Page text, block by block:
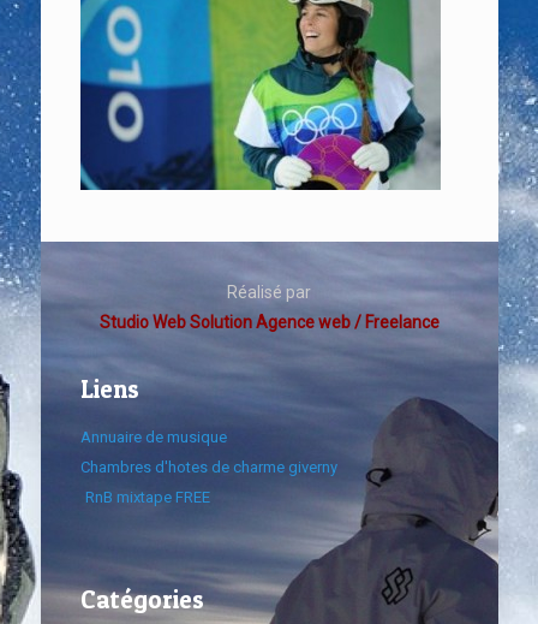
Réalisé par
Studio Web Solution Agence web / Freelance
Liens
Annuaire de musique
Chambres d'hotes de charme giverny
RnB mixtape FREE
Catégories